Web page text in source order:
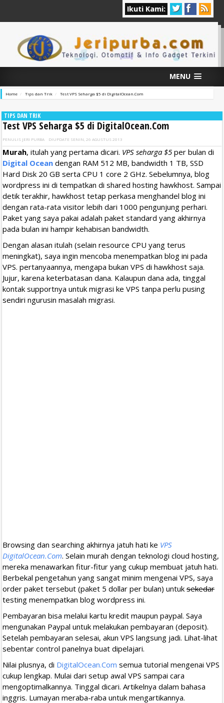
Ikuti Kami:
MENU
Home Tips dan Trik Test VPS Seharga $5 di DigitalOcean.Com
TIPS DAN TRIK
Test VPS Seharga $5 di DigitalOcean.Com
PENULIS JERI PURBA DIUPDATE SENIN, 26 AGUSTUS 2013
Murah, itulah yang pertama dicari. VPS seharga $5 per bulan di
Digital Ocean dengan RAM 512 MB, bandwidth 1 TB, SSD
Hard Disk 20 GB serta CPU 1 core 2 GHz. Sebelumnya, blog
wordpress ini di tempatkan di shared hosting hawkhost. Sampai
detik terakhir, hawkhost tetap perkasa menghandel blog ini
dengan rata-rata visitor lebih dari 1000 pengunjung perhari.
Paket yang saya pakai adalah paket standard yang akhirnya
pada bulan ini hampir kehabisan bandwidth.
Dengan alasan itulah (selain resource CPU yang terus
meningkat), saya ingin mencoba menempatkan blog ini pada
VPS. pertanyaannya, mengapa bukan VPS di hawkhost saja.
Jujur, karena keterbatasan dana. Kalaupun dana ada, tinggal
kontak supportnya untuk migrasi ke VPS tanpa perlu pusing
sendiri ngurusin masalah migrasi.
Browsing dan searching akhirnya jatuh hati ke VPS
DigitalOcean.Com. Selain murah dengan teknologi cloud hosting,
mereka menawarkan fitur-fitur yang cukup membuat jatuh hati.
Berbekal pengetahun yang sangat minim mengenai VPS, saya
order paket tersebut (paket 5 dollar per bulan) untuk sekedar
testing menempatkan blog wordpress ini.
Pembayaran bisa melalui kartu kredit maupun paypal. Saya
mengunakan Paypal untuk melakukan pembayaran (deposit).
Setelah pembayaran selesai, akun VPS langsung jadi. Lihat-lihat
sebentar control panelnya buat dipelajari.
Nilai plusnya, di DigitalOcean.Com semua tutorial mengenai VPS
cukup lengkap. Mulai dari setup awal VPS sampai cara
mengoptimalkannya. Tinggal dicari. Artikelnya dalam bahasa
inggris. Lumayan meraba-raba untuk mengartikannya.